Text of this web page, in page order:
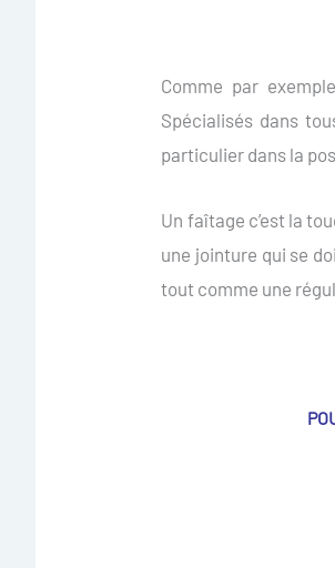
Comme par
Spécialisés dans
particulier dans la
Un faîtage c’est la
une jointure qui se
tout comme une